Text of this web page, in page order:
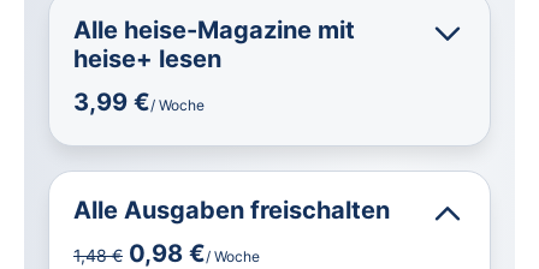
Alle heise-Magazine mit
heise+ lesen
3,99 €/ Woche
Alle Ausgaben freischalten
1,48 € 0,98 €/ Woche